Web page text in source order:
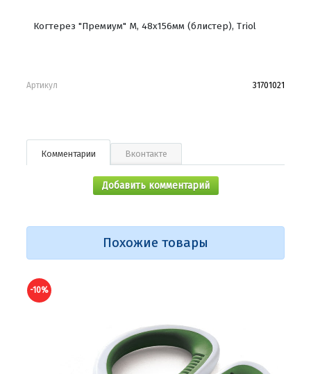
Когтерез "Премиум" M, 48х156мм (блистер), Triol
Артикул 31701021
Комментарии Вконтакте
Добавить комментарий
Похожие товары
-10%